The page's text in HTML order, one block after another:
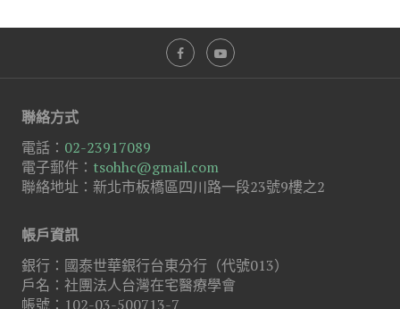
聯絡方式
電話： 02-23917089
電子郵件： tsohhc@gmail.com
聯絡地址：新北市板橋區四川路一段23號9樓之2
帳戶資訊
銀行：國泰世華銀行台東分行（代號013）
戶名：社團法人台灣在宅醫療學會
帳號：102-03-500713-7